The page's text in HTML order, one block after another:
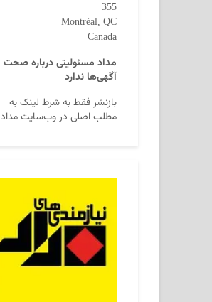
355
Montréal, QC
Canada
مداد مسئولیتی درباره صحت
آگهی‌ها ندارد
بازنشر فقط به شرط لینک به
مطلب اصلی در وب‌سایت مداد